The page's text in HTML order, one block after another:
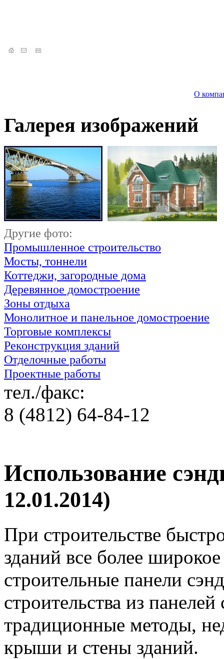
О
Галерея изображений
Другие фото:
Промышленное строительство
Мосты, тоннели
Коттеджи, загородные дома
Деревянное домостроение
Зоны отдыха
Монолитное и панельное домостроение
Торговые комплексы
Реконструкция зданий
Отделочные работы
Проектные работы
тел./факс:
8 (4812) 64-84-12
Использование
12.01.2014)
При строительстве
зданий все более
строительные панели
строительства из
традиционные методы,
крыши и стены зданий.